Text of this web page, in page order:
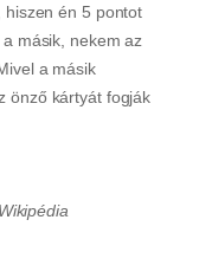
én 5 pontot
másik, nekem az
a másik
önző kártyát fogják